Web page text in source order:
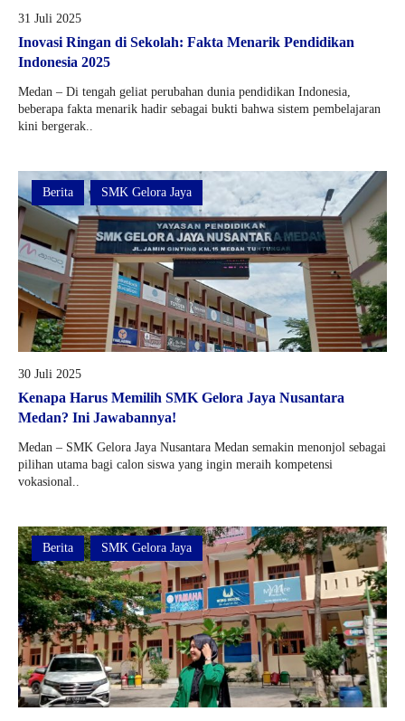
31 Juli 2025
Inovasi Ringan di Sekolah: Fakta Menarik Pendidikan
Indonesia 2025
Medan – Di tengah geliat perubahan dunia pendidikan Indonesia,
beberapa fakta menarik hadir sebagai bukti bahwa sistem pembelajaran
kini bergerak..
Berita SMK Gelora Jaya
30 Juli 2025
Kenapa Harus Memilih SMK Gelora Jaya Nusantara
Medan? Ini Jawabannya!
Medan – SMK Gelora Jaya Nusantara Medan semakin menonjol sebagai
pilihan utama bagi calon siswa yang ingin meraih kompetensi
vokasional..
Berita SMK Gelora Jaya